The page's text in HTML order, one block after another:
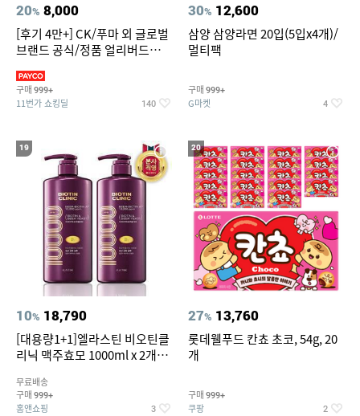
20% 8,000
[후기 4만+] CK/푸마 외 글로벌
브랜드 공식/정품 얼리버드
구매 999+
11번가 쇼킹딜 140
30% 12,600
삼양 삼양라면 20입(5입x4개)/
멀티팩
구매 999+
G마켓 4
19
10% 18,790
[대용량1+1]엘라스틴 비오틴클
리닉 맥주효모 1000ml x 2개
무료배송
구매 999+
홈앤쇼핑 3
20
27% 13,760
롯데웰푸드 칸쵸 초코, 54g, 20
개
구매 999+
쿠팡 2